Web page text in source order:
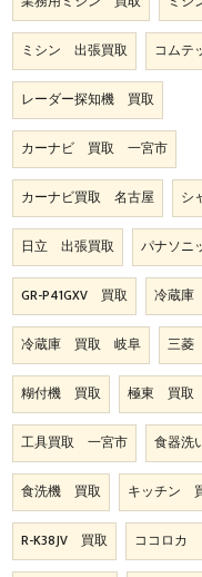
ミシン 出張買取 コム
レーダー探知機 買取
カーナビ 買取 一宮市
カーナビ買取 名古屋 シ
日立 出張買取 パナソ
GR-P41GXV 買取 冷蔵
冷蔵庫 買取 岐阜 三
糊付機 買取 極東 買取
工具買取 一宮市 食器洗
食洗機 買取 キッチン
R-K38JV 買取 ココロカ